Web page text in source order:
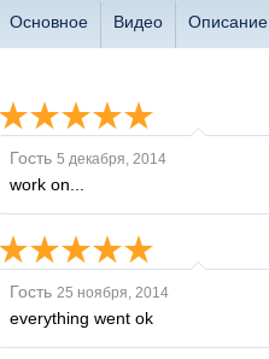
Основное Видео Описание
Гость 5 декабря, 2014
work on...
Гость 25 ноября, 2014
everything went ok